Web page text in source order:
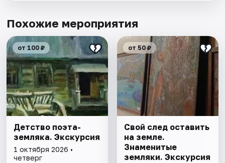
Похожие мероприятия
от 100 ₽
Детство поэта-
земляка. Экскурсия
1 октября 2026 •
четверг
от 50 ₽
Свой след оставить
на земле.
Знаменитые
земляки. Экскурсия